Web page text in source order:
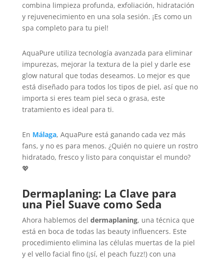
combina limpieza profunda, exfoliación, hidratación
y rejuvenecimiento en una sola sesión. ¡Es como un
spa completo para tu piel!
AquaPure utiliza tecnología avanzada para eliminar
impurezas, mejorar la textura de la piel y darle ese
glow natural que todas deseamos. Lo mejor es que
está diseñado para todos los tipos de piel, así que no
importa si eres team piel seca o grasa, este
tratamiento es ideal para ti.
En Málaga, AquaPure está ganando cada vez más
fans, y no es para menos. ¿Quién no quiere un rostro
hidratado, fresco y listo para conquistar el mundo?
💖
Dermaplaning: La Clave para
una Piel Suave como Seda
Ahora hablemos del dermaplaning, una técnica que
está en boca de todas las beauty influencers. Este
procedimiento elimina las células muertas de la piel
y el vello facial fino (¡sí, el peach fuzz!) con una